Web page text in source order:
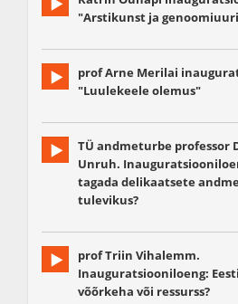
"Arstikunst ja
prof Arne Merilai
"Luulekeele olemus"
TÜ andmeturbe professor
Unruh.
tagada delikaatsete
tulevikus?
prof Triin Vihalemm.
Inauguratsiooniloeng:
võõrkeha või ressurss?